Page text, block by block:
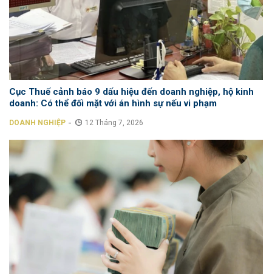
Cục Thuế cảnh báo 9 dấu hiệu đến doanh nghiệp, hộ kinh
doanh: Có thể đối mặt với án hình sự nếu vi phạm
DOANH NGHIỆP - 12 Tháng 7, 2026